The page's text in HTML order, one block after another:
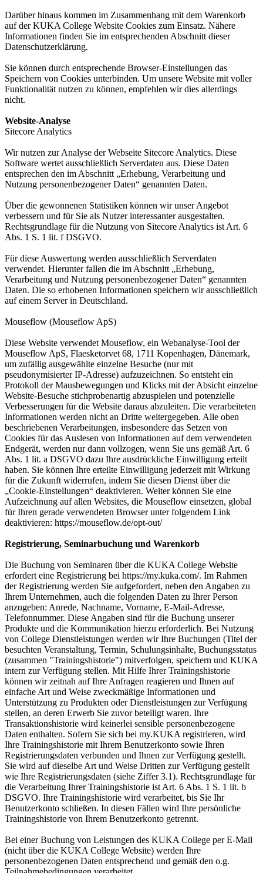
Darüber hinaus kommen im Zusammenhang mit dem Warenkorb
auf der KUKA College Website Cookies zum Einsatz. Nähere
Informationen finden Sie im entsprechenden Abschnitt dieser
Datenschutzerklärung.
Sie können durch entsprechende Browser-Einstellungen das
Speichern von Cookies unterbinden. Um unsere Website mit voller
Funktionalität nutzen zu können, empfehlen wir dies allerdings
nicht.
Website-Analyse
Sitecore Analytics
Wir nutzen zur Analyse der Webseite Sitecore Analytics. Diese
Software wertet ausschließlich Serverdaten aus. Diese Daten
entsprechen den im Abschnitt „Erhebung, Verarbeitung und
Nutzung personenbezogener Daten“ genannten Daten.
Über die gewonnenen Statistiken können wir unser Angebot
verbessern und für Sie als Nutzer interessanter ausgestalten.
Rechtsgrundlage für die Nutzung von Sitecore Analytics ist Art. 6
Abs. 1 S. 1 lit. f DSGVO.
Für diese Auswertung werden ausschließlich Serverdaten
verwendet. Hierunter fallen die im Abschnitt „Erhebung,
Verarbeitung und Nutzung personenbezogener Daten“ genannten
Daten. Die so erhobenen Informationen speichern wir ausschließlich
auf einem Server in Deutschland.
Mouseflow (Mouseflow ApS)
Diese Website verwendet Mouseflow, ein Webanalyse-Tool der
Mouseflow ApS, Flaesketorvet 68, 1711 Kopenhagen, Dänemark,
um zufällig ausgewählte einzelne Besuche (nur mit
pseudonymisierter IP-Adresse) aufzuzeichnen. So entsteht ein
Protokoll der Mausbewegungen und Klicks mit der Absicht einzelne
Website-Besuche stichprobenartig abzuspielen und potenzielle
Verbesserungen für die Website daraus abzuleiten. Die verarbeiteten
Informationen werden nicht an Dritte weitergegeben. Alle oben
beschriebenen Verarbeitungen, insbesondere das Setzen von
Cookies für das Auslesen von Informationen auf dem verwendeten
Endgerät, werden nur dann vollzogen, wenn Sie uns gemäß Art. 6
Abs. 1 lit. a DSGVO dazu Ihre ausdrückliche Einwilligung erteilt
haben. Sie können Ihre erteilte Einwilligung jederzeit mit Wirkung
für die Zukunft widerrufen, indem Sie diesen Dienst über die
„Cookie-Einstellungen“ deaktivieren. Weiter können Sie eine
Aufzeichnung auf allen Websites, die Mouseflow einsetzen, global
für Ihren gerade verwendeten Browser unter folgendem Link
deaktivieren: https://mouseflow.de/opt-out/
Registrierung, Seminarbuchung und Warenkorb
Die Buchung von Seminaren über die KUKA College Website
erfordert eine Registrierung bei https://my.kuka.com/. Im Rahmen
der Registrierung werden Sie aufgefordert, neben den Angaben zu
Ihrem Unternehmen, auch die folgenden Daten zu Ihrer Person
anzugeben: Anrede, Nachname, Vorname, E-Mail-Adresse,
Telefonnummer. Diese Angaben sind für die Buchung unserer
Produkte und die Kommunikation hierzu erforderlich. Bei Nutzung
von College Dienstleistungen werden wir Ihre Buchungen (Titel der
besuchten Veranstaltung, Termin, Schulungsinhalte, Buchungsstatus
(zusammen "Trainingshistorie") mitverfolgen, speichern und KUKA
intern zur Verfügung stellen. Mit Hilfe Ihrer Trainingshistorie
können wir zeitnah auf Ihre Anfragen reagieren und Ihnen auf
einfache Art und Weise zweckmäßige Informationen und
Unterstützung zu Produkten oder Dienstleistungen zur Verfügung
stellen, an deren Erwerb Sie zuvor beteiligt waren. Ihre
Transaktionshistorie wird keinerlei sensible personenbezogene
Daten enthalten. Sofern Sie sich bei my.KUKA registrieren, wird
Ihre Trainingshistorie mit Ihrem Benutzerkonto sowie Ihren
Registrierungsdaten verbunden und Ihnen zur Verfügung gestellt.
Sie wird auf dieselbe Art und Weise Dritten zur Verfügung gestellt
wie Ihre Registrierungsdaten (siehe Ziffer 3.1). Rechtsgrundlage für
die Verarbeitung Ihrer Trainingshistorie ist Art. 6 Abs. 1 S. 1 lit. b
DSGVO. Ihre Trainingshistorie wird verarbeitet, bis Sie Ihr
Benutzerkonto schließen. In diesen Fällen wird Ihre persönliche
Trainingshistorie von Ihrem Benutzerkonto getrennt.
Bei einer Buchung von Leistungen des KUKA College per E-Mail
(nicht über die KUKA College Website) werden Ihre
personenbezogenen Daten entsprechend und gemäß den o.g.